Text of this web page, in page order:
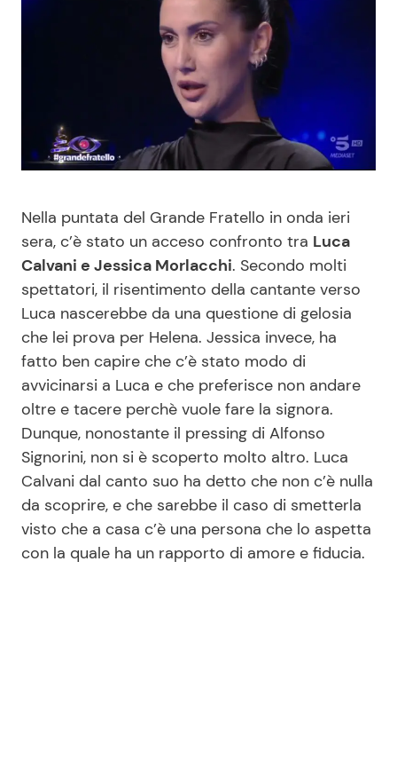
Casa
Mondo Mamma
News benessere
Salute
Viaggi e Turismo
Festività
Cucina e Ricette
Consigli di Cucina
Le Ricette in TV
Primi Piatti
Ricette Facili e Veloci
Ricette Feste
Ricette per Bambini
Seguici
Nella puntata del Grande Fratello in onda ieri
sera, c’è stato un acceso confronto tra Luca
Calvani e Jessica Morlacchi. Secondo molti
spettatori, il risentimento della cantante verso
Luca nascerebbe da una questione di gelosia
che lei prova per Helena. Jessica invece, ha
fatto ben capire che c’è stato modo di
avvicinarsi a Luca e che preferisce non andare
oltre e tacere perchè vuole fare la signora.
Dunque, nonostante il pressing di Alfonso
Signorini, non si è scoperto molto altro. Luca
Calvani dal canto suo ha detto che non c’è nulla
da scoprire, e che sarebbe il caso di smetterla
visto che a casa c’è una persona che lo aspetta
con la quale ha un rapporto di amore e fiducia.